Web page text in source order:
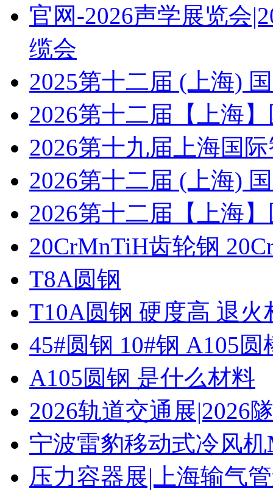
官网-2026声学展览会
缆会
2025第十二届 (上海)
2026第十二届【上海
2026第十九届上海国
2026第十二届 (上海)
2026第十二届【上海
20CrMnTiH齿轮钢
T8A圆钢
T10A圆钢 硬度高 退火
45#圆钢 10#钢 A105圆
A105圆钢 是什么材料
2026轨道交通展|2026
宁波雷豹移动式冷风
压力容器展|上海输气